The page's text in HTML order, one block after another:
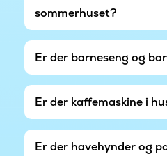
sommerhuset?
Er der barneseng og
Er der kaffemaskine i
Er der havehynder og